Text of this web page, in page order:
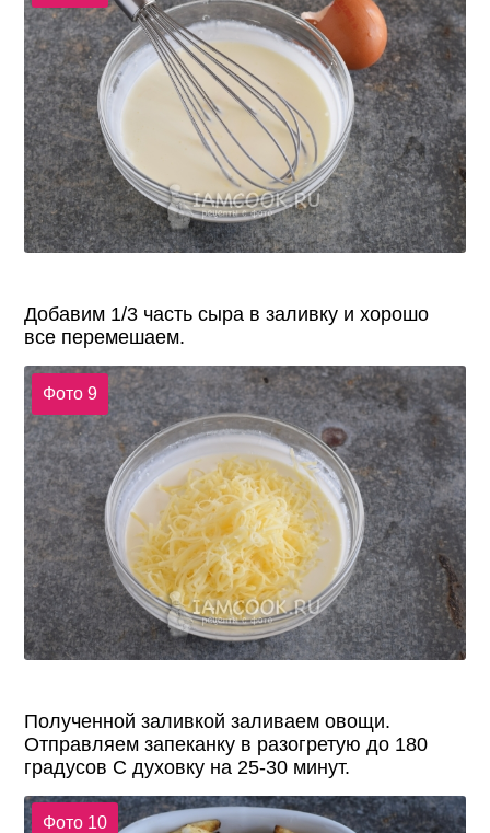
Добавим 1/3 часть сыра в заливку и хорошо
все перемешаем.
Фото 9
Полученной заливкой заливаем овощи.
Отправляем запеканку в разогретую до 180
градусов С духовку на 25-30 минут.
Фото 10